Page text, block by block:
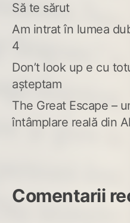
Să te sărut
Am intrat în lumea
4
Don’t look up e cu
așteptam
The Great Escape –
întâmplare reală din
Comentarii